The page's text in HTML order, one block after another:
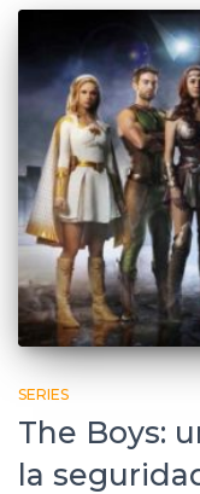
SERIES
The Boys:
la